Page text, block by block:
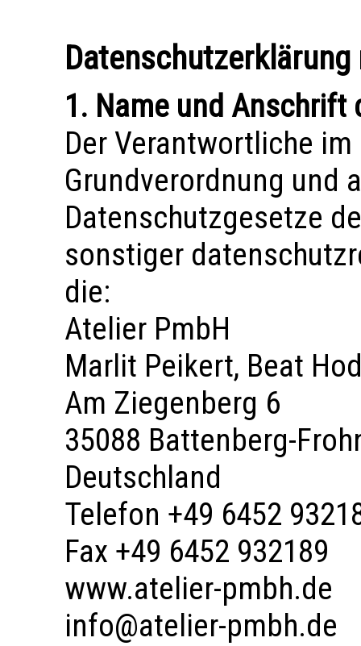
Datenschutzerklärung
1. Name und
Der Verantwortliche
Grundverordnung und
Datenschutzgesetze
sonstiger
die:
Atelier PmbH
Marlit Peikert, Beat
Am Ziegenberg 6
35088 Battenberg-
Deutschland
Telefon +49 6452
Fax +49 6452 932189
www.atelier-pmbh.de
info@atelier-pmbh.de